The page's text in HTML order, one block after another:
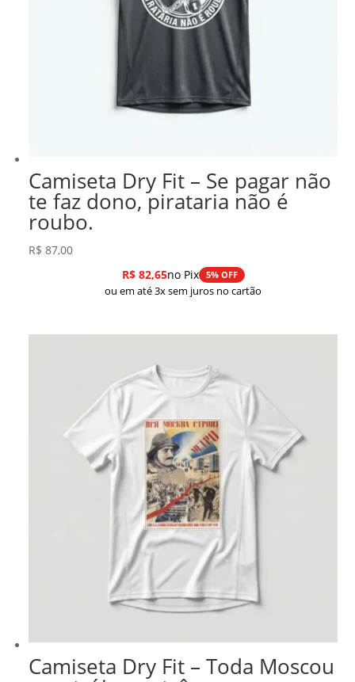
Camiseta Dry Fit – Se pagar não
te faz dono, pirataria não é
roubo.
R$ 87,00
R$82,65no Pix 5% OFF
ou em até 3x sem juros no cartão
Camiseta Dry Fit – Toda Moscou